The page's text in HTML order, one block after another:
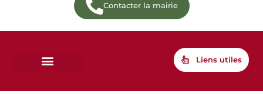
Contacter la mairie
Liens utiles